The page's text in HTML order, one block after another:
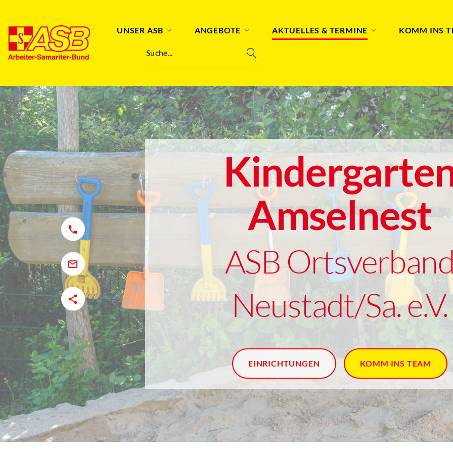
UNSER ASB ANGEBOTE AKTUELLES & TERMINE KOMM INS
Suche...
Amselnest
ASB
Neustadt/Sa. e.V.
EINRICHTUNGEN KOMM INS TEAM